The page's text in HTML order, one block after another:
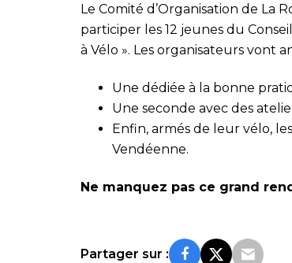
Le Comité d’Organisation de La
participer les 12 jeunes du
à Vélo ». Les organisateurs vont
Une dédiée à la bonne
Une seconde avec des
Enfin, armés de leur vélo,
Vendéenne.
Ne manquez pas ce grand
Partager sur :